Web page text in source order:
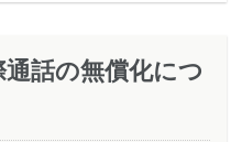
話の無償化につ